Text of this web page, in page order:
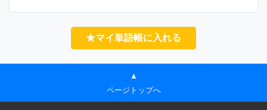
★マイ単語帳に入れる
▲
ページトップへ